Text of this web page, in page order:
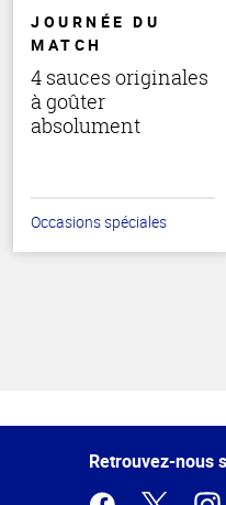
JOURNÉE DU
MATCH
4 sauces originales
à goûter
absolument
Occasions spéciales
de la
Retrouvez-nous